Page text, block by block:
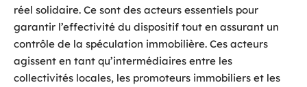
réel solidaire. Ce sont des acteurs essentiels pour
garantir l’effectivité du dispositif tout en assurant un
contrôle de la spéculation immobilière. Ces acteurs
agissent en tant qu’intermédiaires entre les
collectivités locales, les promoteurs immobiliers et les